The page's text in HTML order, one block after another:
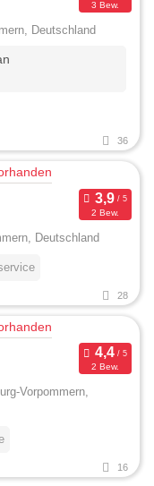
3 Bew.
Deutschland
36
2 Bew.
Deutschland
28
2 Bew.
Vorpommern,
16